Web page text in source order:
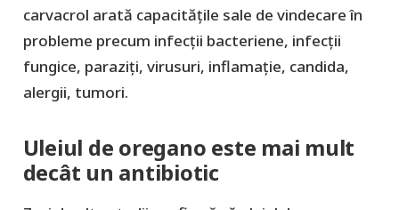
carvacrol arată capacitățile sale de vindecare în
probleme precum infecții bacteriene, infecții
fungice, paraziți, virusuri, inflamație, candida,
alergii, tumori.
Uleiul de oregano este mai mult
decât un antibiotic